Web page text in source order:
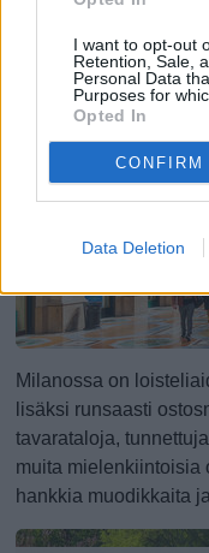
I want to opt-out
Retention, Sale,
Personal Data
Purposes for
Opted In
CONFIRM
Data Deletion
vaikka kaupungin
välttämättä teekään
lapsiperheille ...
Ostokset,
hintataso
Milanossa on
lisäksi runsaasti
tavarataloja,
muita mielenkiintoisia
hankkia muodikkaita